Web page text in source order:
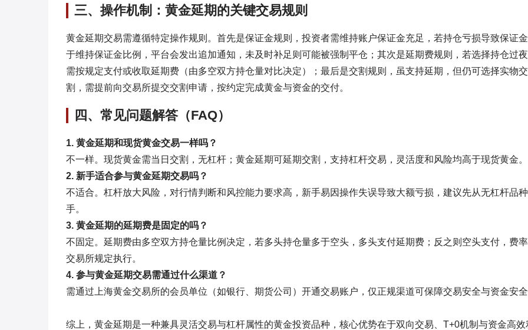
三、操作机制：黄金延期的关键交易规则
黄金延期交易需遵循特定操作规则。首先是保证金规则，投资者需维持账户保证金充足，若持仓亏损导致保证
于维持保证金比例，平台会发出追加通知，未及时补足则可能被强制平仓；其次是延期费规则，若选择持仓过夜
需按规定支付或收取延期费（由多空双方持仓量对比决定）；最后是交割规则，虽支持延期，但仍可选择实物交
割，需提前向交易所提交交割申请，按约定完成黄金与资金的交付。
四、常见问题解答（FAQ）
1. 黄金延期和现货黄金交易一样吗？
不一样。现货黄金需当日交割，无杠杆；黄金延期可延期交割，支持杠杆交易，灵活度和风险均高于现货黄金。
2. 新手适合参与黄金延期交易吗？
不适合。杠杆放大风险，对行情判断和风控能力要求高，新手易因操作失误导致大额亏损，建议先从无杠杆品种
手。
3. 黄金延期的延期费是固定的吗？
不固定。延期费由多空双方持仓量比例决定，若多头持仓量多于空头，多头支付延期费；反之则空头支付，费
交易所规定执行。
4. 参与黄金延期交易需通过什么渠道？
需通过上海黄金交易所的会员单位（如银行、期货公司）开通交易账户，仅正规渠道可保障交易安全与资金安全
综上，黄金延期是一种兼具灵活交易与杠杆属性的黄金投资品种，核心优势在于双向交易、T+0机制与资金高效